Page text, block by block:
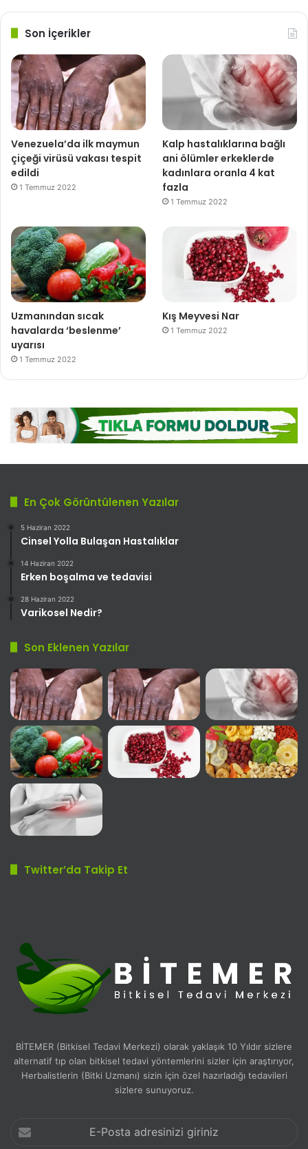
Son İçerikler
Venezuela’da ilk maymun
çiçeği virüsü vakası tespit
edildi
1 Temmuz 2022
Kalp hastalıklarına bağlı
ani ölümler erkeklerde
kadınlara oranla 4 kat
fazla
1 Temmuz 2022
Uzmanından sıcak
havalarda ‘beslenme’
uyarısı
1 Temmuz 2022
Kış Meyvesi Nar
1 Temmuz 2022
En Çok Görüntülenen Yazılar
5 Haziran 2022
Cinsel Yolla Bulaşan Hastalıklar
14 Haziran 2022
Erken boşalma ve tedavisi
28 Haziran 2022
Varikosel Nedir?
Son Eklenen Yazılar
Twitter’da Takip Et
BİTEMER (Bitkisel Tedavi Merkezi) olarak yaklaşık 10 Yıldır sizlere
alternatif tıp olan bitkisel tedavi yöntemlerini sizler için araştırıyor,
Herbalistlerin (Bitki Uzmanı) sizin için özel hazırladığı tedavileri
sizlere sunuyoruz.
Posta